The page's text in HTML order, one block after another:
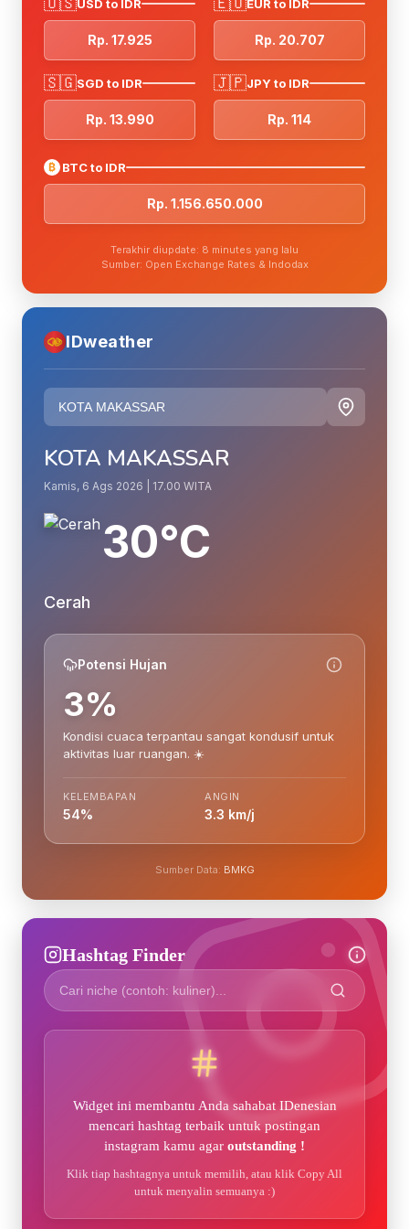
USD to IDR
Rp. 17.925
EUR to IDR
Rp. 20.707
🇸🇬SGD to IDR
Rp. 13.990
🇯🇵JPY to IDR
Rp. 114
₿ BTC to IDR
Rp. 1.156.650.000
Terakhir diupdate: 8 minutes yang lalu
Sumber: Open Exchange Rates & Indodax
IDweather
KOTA MAKASSAR
Kamis, 6 Ags 2026 | 17.00 WITA
30°C
Cerah
Potensi Hujan
3%
Kondisi cuaca terpantau sangat kondusif untuk
aktivitas luar ruangan. ☀️
KELEMBAPAN
54%
ANGIN
3.3 km/j
Sumber Data: BMKG
Hashtag Finder
Widget ini membantu Anda sahabat IDenesian
mencari hashtag terbaik untuk postingan
instagram kamu agar outstanding !
Klik tiap hashtagnya untuk memilih, atau klik Copy All
untuk menyalin semuanya :)